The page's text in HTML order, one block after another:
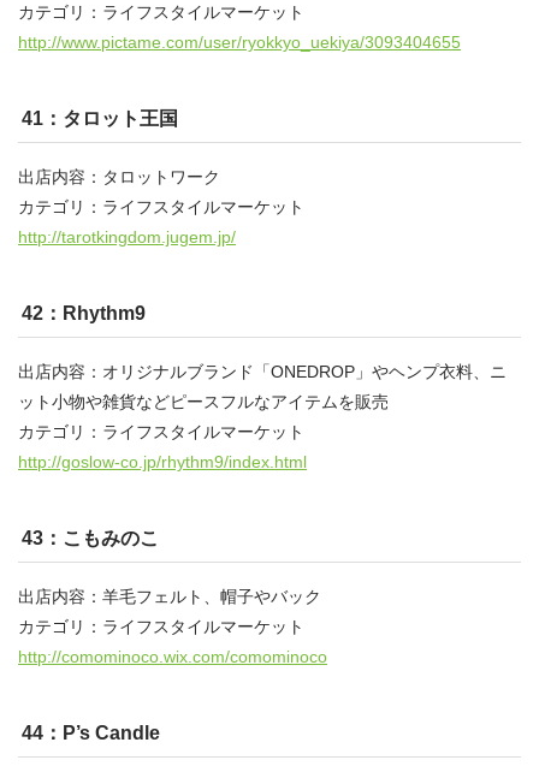
カテゴリ：ライフスタイルマーケット
http://www.pictame.com/user/ryokkyo_uekiya/3093404655
41：タロット王国
出店内容：タロットワーク
カテゴリ：ライフスタイルマーケット
http://tarotkingdom.jugem.jp/
42：Rhythm9
出店内容：オリジナルブランド「ONEDROP」やヘンプ衣料、ニ
ット小物や雑貨などピースフルなアイテムを販売
カテゴリ：ライフスタイルマーケット
http://goslow-co.jp/rhythm9/index.html
43：こもみのこ
出店内容：羊毛フェルト、帽子やバック
カテゴリ：ライフスタイルマーケット
http://comominoco.wix.com/comominoco
44：P’s Candle